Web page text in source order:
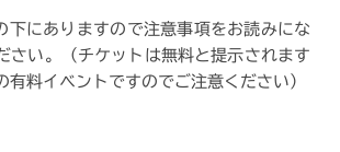
下にありますので注意事項をお読みにな
さい。
（チケットは無料と提示されます
有料イベントですのでご注意ください）